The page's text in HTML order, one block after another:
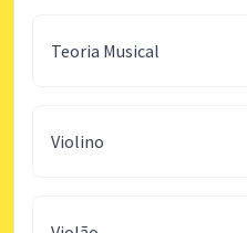
Teoria Musical
Violino